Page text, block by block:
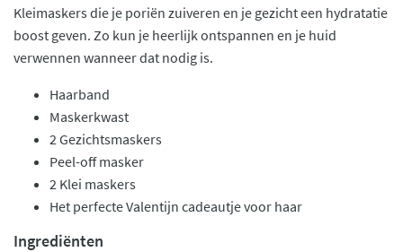
Kleimaskers die je poriën zuiveren en je gezicht een hydratatie
boost geven. Zo kun je heerlijk ontspannen en je huid
verwennen wanneer dat nodig is.
Haarband
Maskerkwast
2 Gezichtsmaskers
Peel-off masker
2 Klei maskers
Het perfecte Valentijn cadeautje voor haar
Ingrediënten